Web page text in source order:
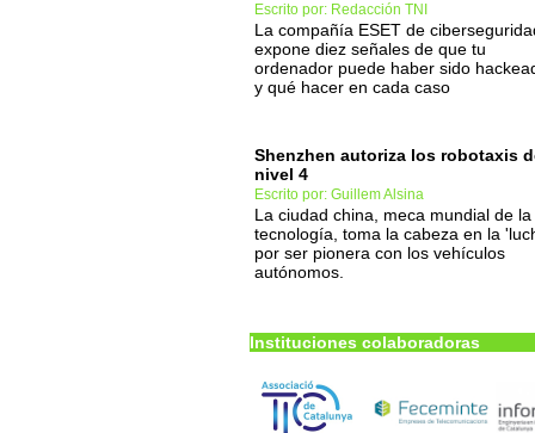
Escrito por: Redacción TNI
La compañía ESET de
expone diez señales de que tu
ordenador puede haber sido
y qué hacer en cada caso
Shenzhen autoriza los robotaxis
nivel 4
Escrito por: Guillem Alsina
La ciudad china, meca mundial de la
tecnología, toma la cabeza en la
por ser pionera con los vehículos
autónomos.
Instituciones colaboradoras